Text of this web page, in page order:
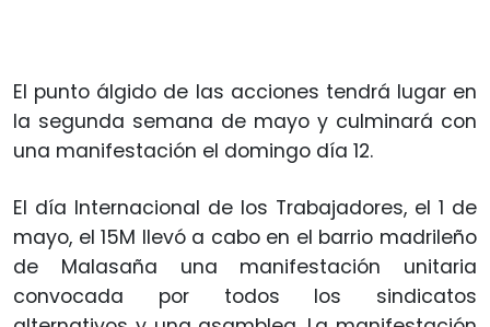
El punto álgido de las acciones tendrá lugar en
la segunda semana de mayo y culminará con
una manifestación el domingo día 12.
El día Internacional de los Trabajadores, el 1 de
mayo, el 15M llevó a cabo en el barrio madrileño
de Malasaña una manifestación unitaria
convocada por todos los sindicatos